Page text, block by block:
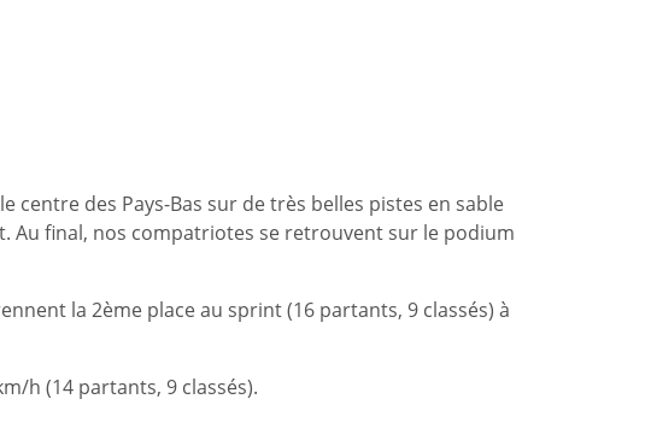
centre des Pays-Bas sur de très belles pistes en sable
Au final, nos compatriotes se retrouvent sur le podium
la 2ème place au sprint (16 partants, 9 classés) à
h (14 partants, 9 classés).